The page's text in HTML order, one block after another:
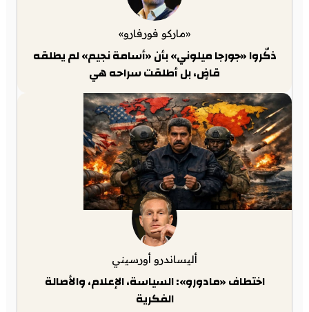
«ماركو فورفارو»
ذكّروا «جورجا ميلوني» بأن «أسامة نجيم» لم يطلقه
قاضٍ، بل أطلقت سراحه هي
أليساندرو أورسيني
اختطاف «مادورو»: السياسة، الإعلام، والأصالة
الفكرية